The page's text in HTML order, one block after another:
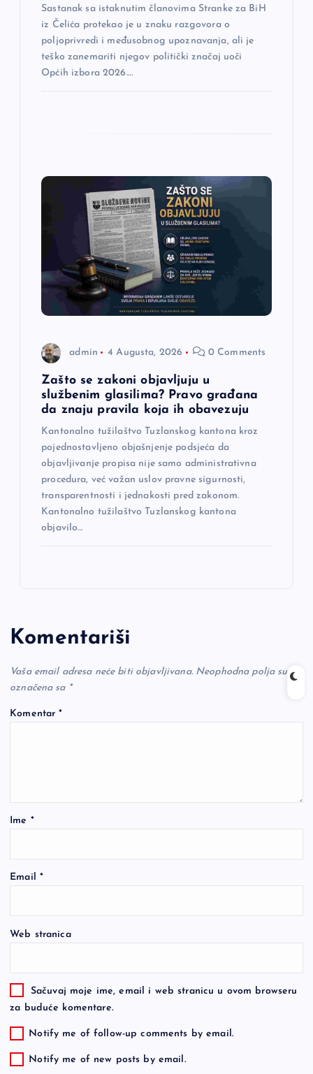
Sastanak sa istaknutim članovima Stranke za BiH
iz Čelića protekao je u znaku razgovora o
poljoprivredi i međusobnog upoznavanja, ali je
teško zanemariti njegov politički značaj uoči
Općih izbora 2026.…
admin 4 Augusta, 2026 0 Comments
Zašto se zakoni objavljuju u
službenim glasilima? Pravo građana
da znaju pravila koja ih obavezuju
Kantonalno tužilaštvo Tuzlanskog kantona kroz
pojednostavljeno objašnjenje podsjeća da
objavljivanje propisa nije samo administrativna
procedura, već važan uslov pravne sigurnosti,
transparentnosti i jednakosti pred zakonom.
Kantonalno tužilaštvo Tuzlanskog kantona
objavilo…
Komentariši
Vaša email adresa neće biti objavljivana. Neophodna polja su
označena sa *
Komentar*
Ime *
Email *
Web stranica
Sačuvaj moje ime, email i web stranicu u ovom browseru
za buduće komentare.
Notify me of follow-up comments by email.
Notify me of new posts by email.